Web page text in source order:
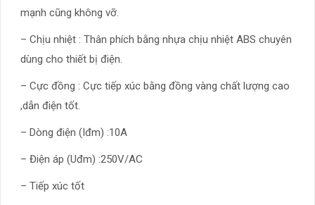
mạnh cũng không vỡ.
– Chịu nhiệt : Thân phích bằng nhựa chịu nhiệt ABS chuyên
dùng cho thiết bị điện.
– Cực đồng : Cực tiếp xúc bằng đồng vàng chất lượng cao
,dẫn điện tốt.
– Dòng điện (Iđm) :10A
– Điện áp (Uđm) :250V/AC
– Tiếp xúc tốt